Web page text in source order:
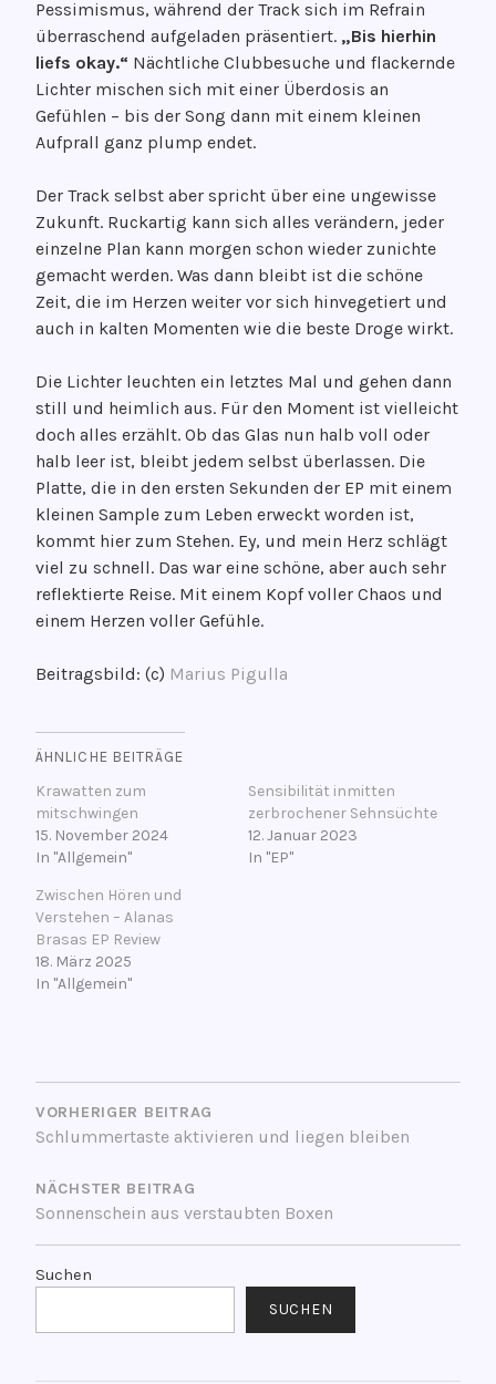
Pessimismus, während der Track sich im Refrain
überraschend aufgeladen präsentiert. „Bis hierhin
liefs okay.“ Nächtliche Clubbesuche und flackernde
Lichter mischen sich mit einer Überdosis an
Gefühlen – bis der Song dann mit einem kleinen
Aufprall ganz plump endet.
Der Track selbst aber spricht über eine ungewisse
Zukunft. Ruckartig kann sich alles verändern, jeder
einzelne Plan kann morgen schon wieder zunichte
gemacht werden. Was dann bleibt ist die schöne
Zeit, die im Herzen weiter vor sich hinvegetiert und
auch in kalten Momenten wie die beste Droge wirkt.
Die Lichter leuchten ein letztes Mal und gehen dann
still und heimlich aus. Für den Moment ist vielleicht
doch alles erzählt. Ob das Glas nun halb voll oder
halb leer ist, bleibt jedem selbst überlassen. Die
Platte, die in den ersten Sekunden der EP mit einem
kleinen Sample zum Leben erweckt worden ist,
kommt hier zum Stehen. Ey, und mein Herz schlägt
viel zu schnell. Das war eine schöne, aber auch sehr
reflektierte Reise. Mit einem Kopf voller Chaos und
einem Herzen voller Gefühle.
Beitragsbild: (c) Marius Pigulla
ÄHNLICHE BEITRÄGE
Krawatten zum
mitschwingen
15. November 2024
In "Allgemein"
Sensibilität inmitten
zerbrochener Sehnsüchte
12. Januar 2023
In "EP"
Zwischen Hören und
Verstehen – Alanas
Brasas EP Review
18. März 2025
In "Allgemein"
e
r
s
h
l
a
g
t
BEITRAGSNAVIGATION
VORHERIGER BEITRAG
Schlummertaste aktivieren und liegen bleiben
NÄCHSTER BEITRAG
Sonnenschein aus verstaubten Boxen
Suchen
SUCHEN